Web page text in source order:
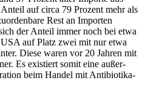
auf circa 79 Pro­zent mehr als
Rest an Importen
der Anteil immer noch bei etwa
auf Platz zwei mit nur etwa
Diese waren vor 20 Jahren mit
Es existiert somit eine außer­
beim Handel mit Antibiotika-